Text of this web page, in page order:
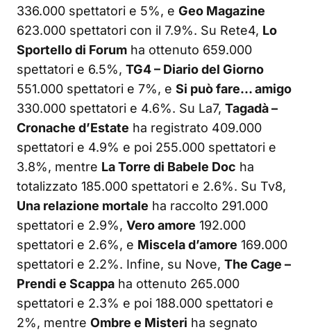
336.000 spettatori e 5%, e Geo Magazine
623.000 spettatori con il 7.9%. Su Rete4, Lo
Sportello di Forum ha ottenuto 659.000
spettatori e 6.5%, TG4 – Diario del Giorno
551.000 spettatori e 7%, e Si può fare… amigo
330.000 spettatori e 4.6%. Su La7, Tagadà –
Cronache d’Estate ha registrato 409.000
spettatori e 4.9% e poi 255.000 spettatori e
3.8%, mentre La Torre di Babele Doc ha
totalizzato 185.000 spettatori e 2.6%. Su Tv8,
Una relazione mortale ha raccolto 291.000
spettatori e 2.9%, Vero amore 192.000
spettatori e 2.6%, e Miscela d’amore 169.000
spettatori e 2.2%. Infine, su Nove, The Cage –
Prendi e Scappa ha ottenuto 265.000
spettatori e 2.3% e poi 188.000 spettatori e
2%, mentre Ombre e Misteri ha segnato